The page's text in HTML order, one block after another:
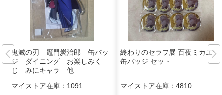
鬼滅の刃 竈門炭治郎 缶バッ
ジ ダイニング お楽しみく
じ みにキャラ 他
マイストア在庫： 1091
終わりのセラフ展 百夜ミカエラ
缶バッジ セット
マイストア在庫： 4810